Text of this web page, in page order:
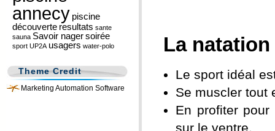
La
Le sport idéal
Se muscler tout
En profiter
sur le ventre.
annecy piscine
découverte resultats sante
sauna Savoir nagersoirée
sport UP2A usagers water-polo
Theme Credit
Marketing Automation Software